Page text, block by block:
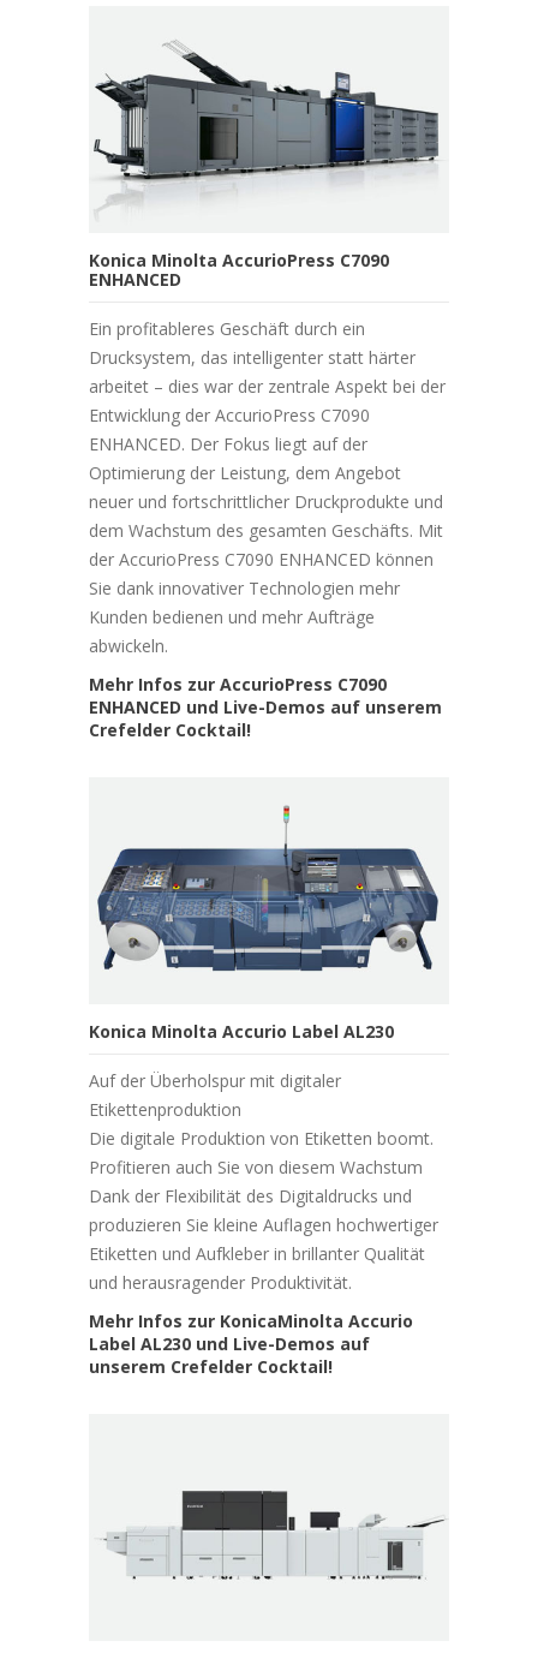
Konica Minolta AccurioPress C7090
ENHANCED
Ein profitableres Geschäft durch ein
Drucksystem, das intelligenter statt härter
arbeitet – dies war der zentrale Aspekt bei der
Entwicklung der AccurioPress C7090
ENHANCED. Der Fokus liegt auf der
Optimierung der Leistung, dem Angebot
neuer und fortschrittlicher Druckprodukte und
dem Wachstum des gesamten Geschäfts. Mit
der AccurioPress C7090 ENHANCED können
Sie dank innovativer Technologien mehr
Kunden bedienen und mehr Aufträge
abwickeln.
Mehr Infos zur AccurioPress C7090
ENHANCED und Live-Demos auf unserem
Crefelder Cocktail!
Konica Minolta Accurio Label AL230
Auf der Überholspur mit digitaler
Etikettenproduktion
Die digitale Produktion von Etiketten boomt.
Profitieren auch Sie von diesem Wachstum
Dank der Flexibilität des Digitaldrucks und
produzieren Sie kleine Auflagen hochwertiger
Etiketten und Aufkleber in brillanter Qualität
und herausragender Produktivität.
Mehr Infos zur KonicaMinolta Accurio
Label AL230 und Live-Demos auf
unserem Crefelder Cocktail!